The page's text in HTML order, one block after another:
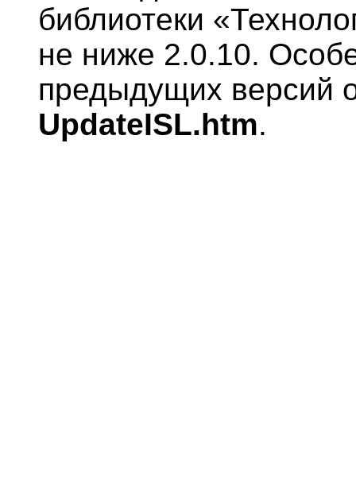
библиотеки
не ниже 2.0.10.
предыдущих версий
UpdateISL.htm.